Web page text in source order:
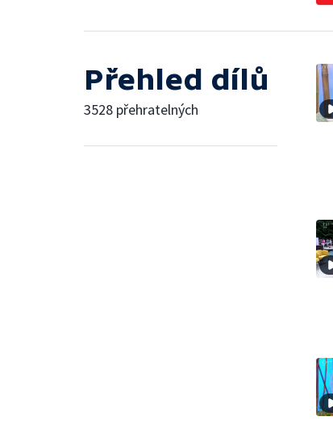
Přehled dílů
3528 přehratelných